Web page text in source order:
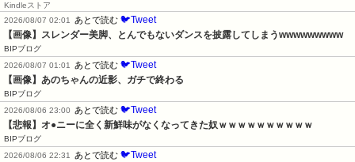
Kindleストア
2026/08/07 02:01
あとで読む 🐦Tweet
【画像】スレンダー美脚、とんでもないダンスを披露してしまうwwwwwwwww
BIPブログ
2026/08/07 01:01
あとで読む 🐦Tweet
【画像】あのちゃんの近影、ガチで終わる
BIPブログ
2026/08/06 23:00
あとで読む 🐦Tweet
【悲報】オ●ニーに全く新鮮味がなくなってきた奴ｗｗｗｗｗｗｗｗｗｗ
BIPブログ
2026/08/06 22:31
あとで読む 🐦Tweet